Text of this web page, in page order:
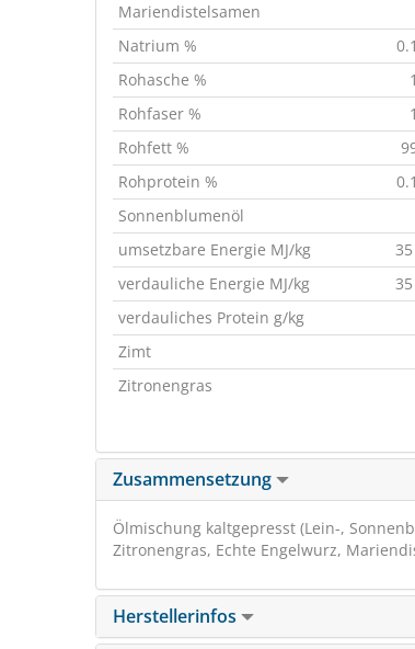
Mariendistelsamen
Natrium %
Rohasche %
Rohfaser %
Rohfett %
Rohprotein %
Sonnenblumenöl
umsetzbare Energie MJ/kg
verdauliche Energie MJ/kg
verdauliches Protein g/kg
Zimt
Zitronengras
Zusammensetzung
Ölmischung kaltgepresst (Lein-,
Zitronengras, Echte Engelwurz,
Herstellerinfos